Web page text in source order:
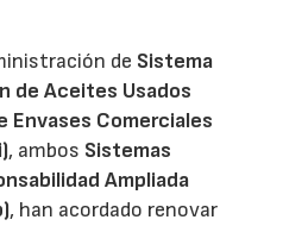
de Sistema
de Aceites Usados
Envases Comerciales
, ambos Sistemas
Ampliada
, han acordado renovar